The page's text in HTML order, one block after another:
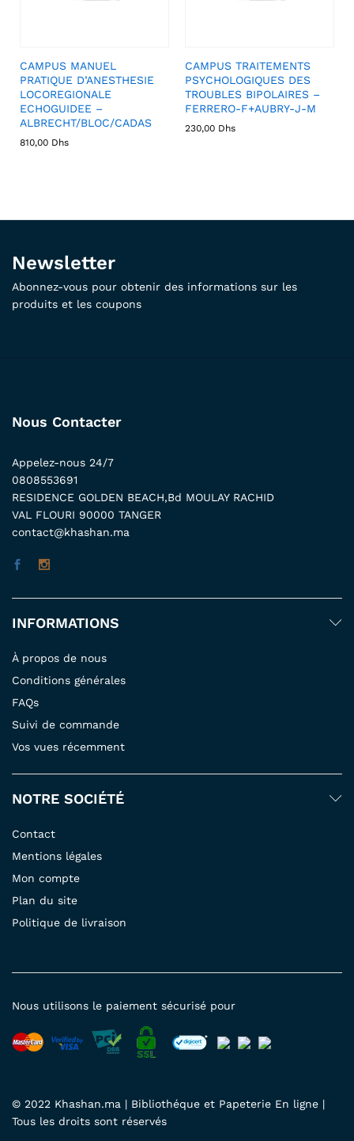
CAMPUS MANUEL
PRATIQUE D’ANESTHESIE
LOCOREGIONALE
ECHOGUIDEE –
ALBRECHT/BLOC/CADAS
810,00 Dhs
CAMPUS TRAITEMENTS
PSYCHOLOGIQUES DES
TROUBLES BIPOLAIRES –
FERRERO-F+AUBRY-J-M
230,00 Dhs
Newsletter
Abonnez-vous pour obtenir des informations sur les
produits et les coupons
Nous Contacter
Appelez-nous 24/7
0808553691
RESIDENCE GOLDEN BEACH,Bd MOULAY RACHID
VAL FLOURI 90000 TANGER
contact@khashan.ma
INFORMATIONS
À propos de nous
Conditions générales
FAQs
Suivi de commande
Vos vues récemment
NOTRE SOCIÉTÉ
Contact
Mentions légales
Mon compte
Plan du site
Politique de livraison
© 2022 Khashan.ma | Bibliothéque et Papeterie En ligne |
Tous les droits sont réservés
Nous utilisons le paiement sécurisé pour